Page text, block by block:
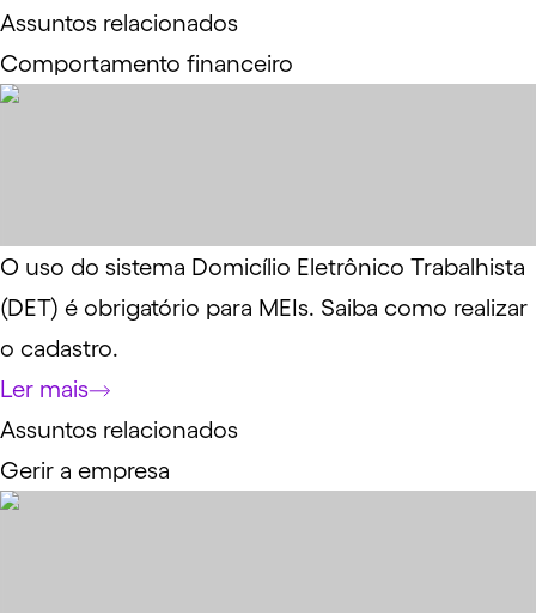
Assuntos relacionados
Comportamento financeiro
O uso do sistema Domicílio Eletrônico Trabalhista
(DET) é obrigatório para MEIs. Saiba como realizar
o cadastro.
Ler mais
Assuntos relacionados
Gerir a empresa